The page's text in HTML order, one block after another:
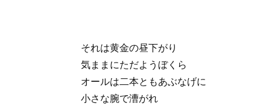
それは黄金の昼下がり
気ままにただようぼくら
オールは二本ともあぶなげに
小さな腕で漕がれ